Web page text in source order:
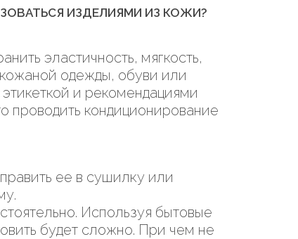
ИЗДЕЛИЯМИ ИЗ КОЖИ?
эластичность, мягкость,
кожаной одежды, обуви или
и рекомендациями
проводить кондиционирование
ее в сушилку или
Используя бытовые
будет сложно. При чем не